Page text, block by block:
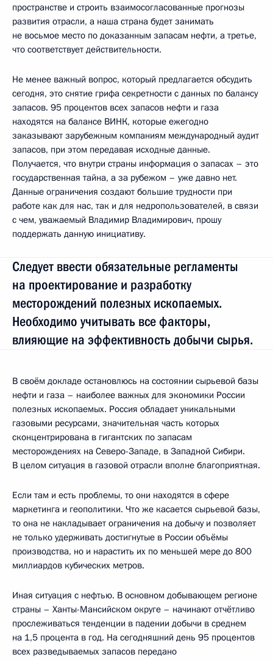
пространстве и строить взаимосогласованные прогнозы
развития отрасли, а наша страна будет занимать
не восьмое место по доказанным запасам нефти, а третье,
что соответствует действительности.
Не менее важный вопрос, который предлагается обсудить
сегодня, это снятие грифа секретности с данных по балансу
запасов. 95 процентов всех запасов нефти и газа
находятся на балансе ВИНК, которые ежегодно
заказывают зарубежным компаниям международный аудит
запасов, при этом передавая исходные данные.
Получается, что внутри страны информация о запасах – это
государственная тайна, а за рубежом – уже давно нет.
Данные ограничения создают большие трудности при
работе как для нас, так и для недропользователей, в связи
с чем, уважаемый Владимир Владимирович, прошу
поддержать данную инициативу.
Следует ввести обязательные регламенты
на проектирование и разработку
месторождений полезных ископаемых.
Необходимо учитывать все факторы,
влияющие на эффективность добычи сырья.
В своём докладе остановлюсь на состоянии сырьевой базы
нефти и газа – наиболее важных для экономики России
полезных ископаемых. Россия обладает уникальными
газовыми ресурсами, значительная часть которых
сконцентрирована в гигантских по запасам
месторождениях на Северо-Западе, в Западной Сибири.
В целом ситуация в газовой отрасли вполне благоприятная.
Если там и есть проблемы, то они находятся в сфере
маркетинга и геополитики. Что же касается сырьевой базы,
то она не накладывает ограничения на добычу и позволяет
не только удерживать достигнутые в России объёмы
производства, но и нарастить их по меньшей мере до 800
миллиардов кубических метров.
Иная ситуация с нефтью. В основном добывающем регионе
страны – Ханты-Мансийском округе – начинают отчётливо
прослеживаться тенденции в падении добычи в среднем
на 1,5 процента в год. На сегодняшний день 95 процентов
всех разведываемых запасов передано